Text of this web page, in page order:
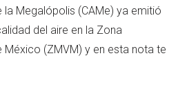
la Megalópolis (CAMe) ya emitió
del aire en la Zona
México (ZMVM) y en esta nota te